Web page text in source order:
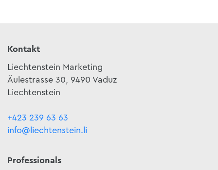
Kontakt
Liechtenstein Marketing
Äulestrasse 30, 9490 Vaduz
Liechtenstein
+423 239 63 63
info@liechtenstein.li
Professionals